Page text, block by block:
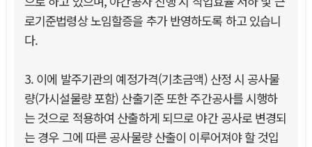
로기준법령상 노임할증을 추가 반영하도록 하고 있습니
다.
3. 이에 발주기관의 예정가격(기초금액) 산정 시 공사물
량(가시설물량 포함) 산출기준 또한 주간공사를 시행하
는 것으로 적용하여 산출하게 되므로 야간 공사로 변경되
는 경우 그에 따른 공사물량 산출이 이루어져야 할 것입